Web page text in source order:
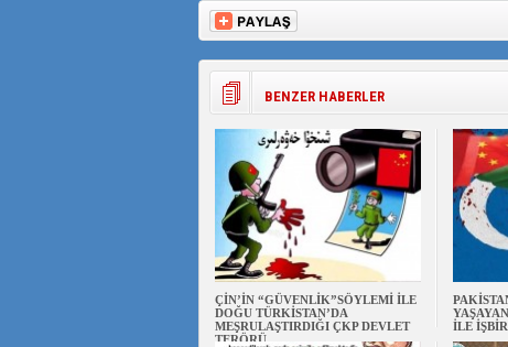
BENZER HABERLER
ÇİN’İN “GÜVENLİK”SÖYLEMİ İLE
DOĞU TÜRKİSTAN’DA
MEŞRULAŞTIRDIĞI ÇKP DEVLET
TERÖRÜ
İLE